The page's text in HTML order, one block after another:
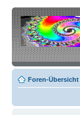
Foren-Übersicht